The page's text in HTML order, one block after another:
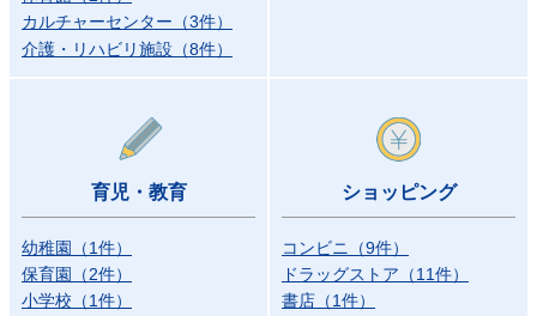
カルチャーセンター （3件）
介護・リハビリ施設 （8件）
育児・教育
幼稚園 （1件）
保育園
（2件）
小学校 （1件）
ショッピング
コンビニ （9件）
ドラッグストア （11件）
書店 （1件）